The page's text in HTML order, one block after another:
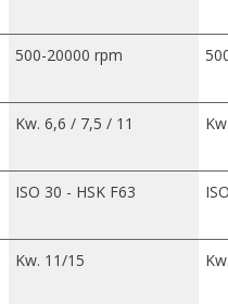
500-20000 rpm
Kw. 6,6 / 7,5 / 11
ISO 30 - HSK F63
Kw. 11/15